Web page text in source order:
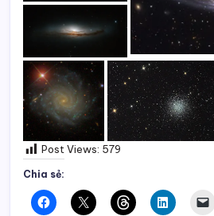
Post Views: 579
Chia sẻ: